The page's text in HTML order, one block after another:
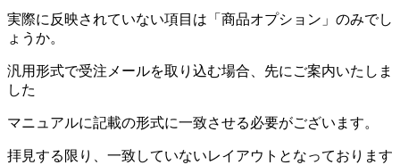
実際に反映されていない項目は「商品オプション」のみでし
ょうか。
汎用形式で受注メールを取り込む場合、先にご案内いたしま
した
マニュアルに記載の形式に一致させる必要がございます。
拝見する限り、一致していないレイアウトとなっております